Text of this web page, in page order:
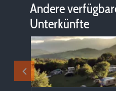
Andere
Unterkünfte